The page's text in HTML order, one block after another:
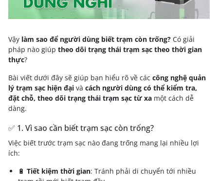
Vậy làm sao để người dùng biết trạm còn trống? Có giải
pháp nào giúp theo dõi trạng thái trạm sạc theo thời gian
thực?
Bài viết dưới đây sẽ giúp bạn hiểu rõ về các công nghệ quản
lý trạm sạc hiện đại và cách người dùng có thể kiểm tra,
đặt chỗ, theo dõi trạng thái trạm sạc từ xa một cách dễ
dàng.
✅ 1. Vì sao cần biết trạm sạc còn trống?
Việc biết trước trạm sạc nào đang trống mang lại nhiều lợi
ích:
🔋 Tiết kiệm thời gian: Tránh phải di chuyển tới nhiều